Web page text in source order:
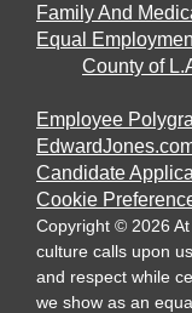
Family And
Equal
County of
Employee
Candidate
Cookie
Copyright © 2026
culture calls upon
and respect while
we show as an